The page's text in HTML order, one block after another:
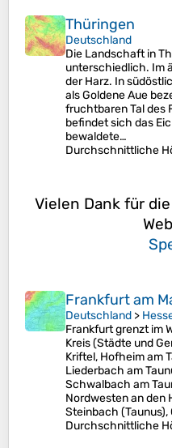
Thüringen
Deutschland
Die Landschaft in
unterschiedlich. Im
der Harz. In
als Goldene Aue
fruchtbaren Tal des
befindet sich das
bewaldete…
Durchschnittliche
Vielen Dank für
Frankfurt am
Deutschland >
Frankfurt grenzt im
Kreis (Städte und
Kriftel, Hofheim am
Liederbach am
Schwalbach am
Nordwesten an den
Steinbach (Taunus),
Durchschnittliche